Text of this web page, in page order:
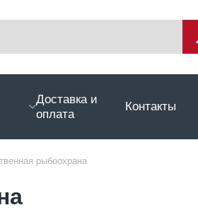
Доставка и
оплата
Контакты
рыбоохрана